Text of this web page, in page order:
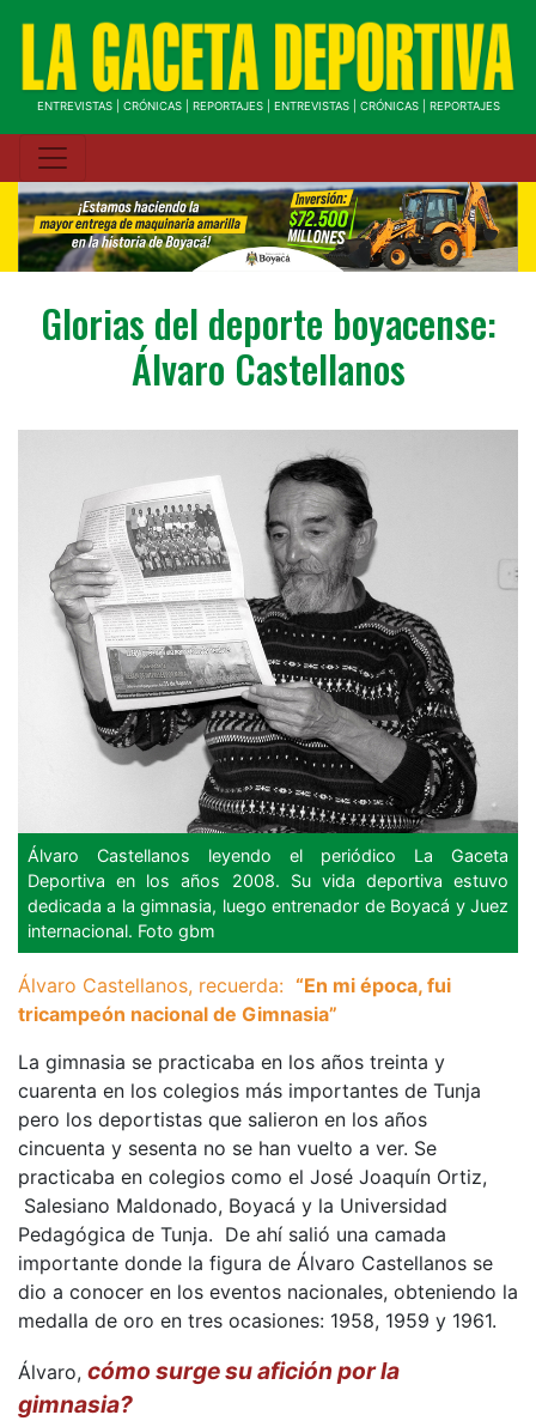
ENTREVISTAS | CRÓNICAS | REPORTAJES | ENTREVISTAS | CRÓNICAS | REPORTAJES
Glorias del deporte boyacense:
Álvaro Castellanos
Álvaro Castellanos leyendo el periódico La Gaceta
Deportiva en los años 2008. Su vida deportiva estuvo
dedicada a la gimnasia, luego entrenador de Boyacá y Juez
internacional. Foto gbm
Álvaro Castellanos, recuerda: “En mi época, fui
tricampeón nacional de Gimnasia”
La gimnasia se practicaba en los años treinta y
cuarenta en los colegios más importantes de Tunja
pero los deportistas que salieron en los años
cincuenta y sesenta no se han vuelto a ver. Se
practicaba en colegios como el José Joaquín Ortiz,
Salesiano Maldonado, Boyacá y la Universidad
Pedagógica de Tunja. De ahí salió una camada
importante donde la figura de Álvaro Castellanos se
dio a conocer en los eventos nacionales, obteniendo la
medalla de oro en tres ocasiones: 1958, 1959 y 1961.
Álvaro, cómo surge su afición por la
gimnasia?